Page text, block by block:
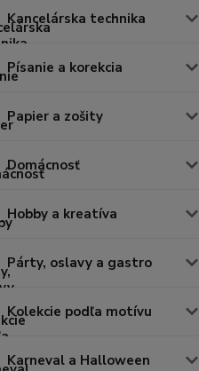
Kancelárska technika
Písanie a korekcia
Papier a zošity
Domácnosť
Hobby a kreatíva
Párty, oslavy a gastro
Kolekcie podľa motívu
Karneval a Halloween